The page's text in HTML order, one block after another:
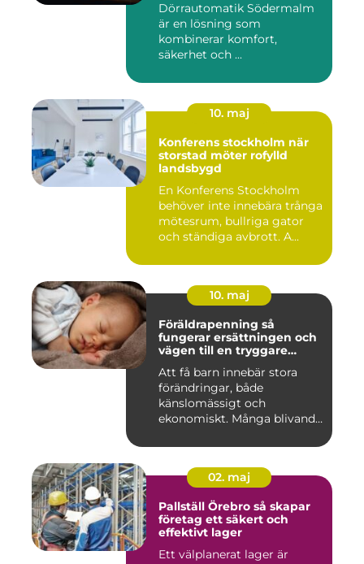
Dörrautomatik Södermalm
är en lösning som
kombinerar komfort,
säkerhet och ...
10. maj
Konferens stockholm när
storstad möter rofylld
landsbygd
En Konferens Stockholm
behöver inte innebära trånga
mötesrum, bullriga gator
och ständiga avbrott. A...
10. maj
Föräldrapenning så
fungerar ersättningen och
vägen till en tryggare
Att få barn innebär stora
förändringar, både
känslomässigt och
ekonomiskt. Många blivande
02. maj
Pallställ Örebro så skapar
företag ett säkert och
effektivt lager
Ett välplanerat lager är